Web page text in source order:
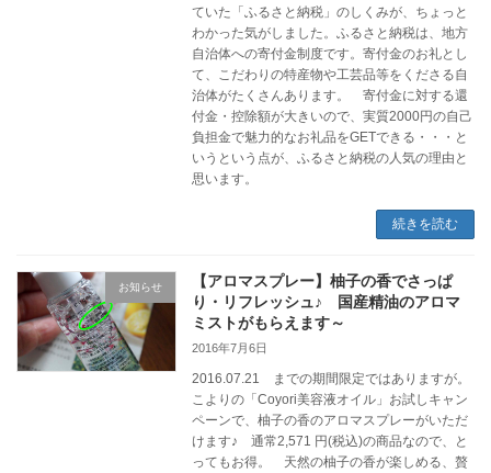
ていた「ふるさと納税」のしくみが、ちょっと
わかった気がしました。ふるさと納税は、地方
自治体への寄付金制度です。寄付金のお礼とし
て、こだわりの特産物や工芸品等をくださる自
治体がたくさんあります。 寄付金に対する還
付金・控除額が大きいので、実質2000円の自己
負担金で魅力的なお礼品をGETできる・・・と
いうという点が、ふるさと納税の人気の理由と
思います。
続きを読む
お知らせ
【アロマスプレー】柚子の香でさっぱ
り・リフレッシュ♪ 国産精油のアロマ
ミストがもらえます～
2016年7月6日
2016.07.21 までの期間限定ではありますが。
こよりの「Coyori美容液オイル」お試しキャン
ペーンで、柚子の香のアロマスプレーがいただ
けます♪ 通常2,571 円(税込)の商品なので、と
ってもお得。 天然の柚子の香が楽しめる、贅